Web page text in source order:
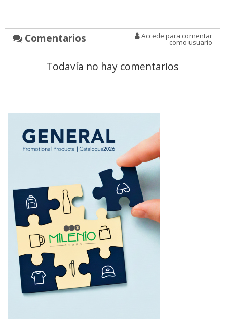
Comentarios Accede para comentar
como usuario
Todavía no hay comentarios